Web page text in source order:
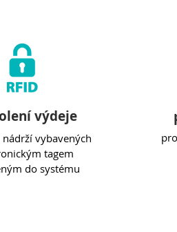
výdeje
vybavených
tagem
do systému